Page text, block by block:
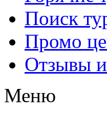
Поиск
Промо
Отзывы и
Меню